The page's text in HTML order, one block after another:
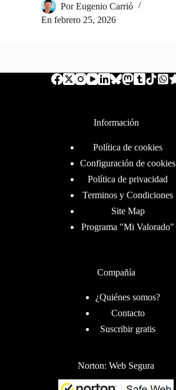
Por Eugenio Carrió
En febrero 25, 2026
Información
Política de cookies
Configuración de cookies
Política de privacidad
Terminos y Condiciones
Site Map
Programa "Mi Valorado"
Compañía
¿Quiénes somos?
Contacto
Suscribir gratis
Norton: Web Segura